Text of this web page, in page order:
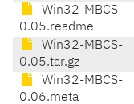
Win32-MBCS-
0.05.readme
Win32-MBCS-
0.05.tar.gz
Win32-MBCS-
0.06.meta